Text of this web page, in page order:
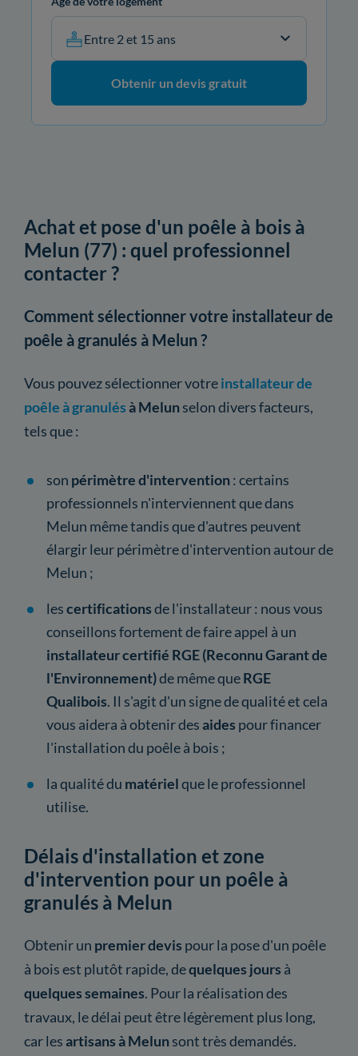
Entre 2 et 15 ans
Obtenir un devis gratuit
Achat et pose d'un poêle à bois à
Melun (77) : quel professionnel
contacter ?
Comment sélectionner votre installateur de
poêle à granulés à Melun ?
Vous pouvez sélectionner votreinstallateur de
poêle à granulésà Melunselon divers facteurs,
tels que :
son périmètred'intervention: certains
professionnels n'interviennent que dans
Melun même tandis que d'autres peuvent
élargir leur périmètre d'intervention autour de
Melun ;
lescertificationsde l'installateur : nous vous
conseillons fortement de faire appel à un
installateur certifié RGE (Reconnu Garant de
l'Environnement)de même queRGE
Qualibois. Il s'agit d'un signe de qualité et cela
vous aidera à obtenir desaides pour financer
l'installation du poêle à bois ;
la qualité du matérielque le professionnel
utilise.
Délais d'installation et zone
d'intervention pour un poêle à
granulés à Melun
Obtenir un premier devis pour la pose d'un poêle
à bois est plutôt rapide, dequelques jours à
quelques semaines. Pour la réalisation des
travaux, le délai peut être légèrement plus long,
car lesartisans à Melunsont très demandés.